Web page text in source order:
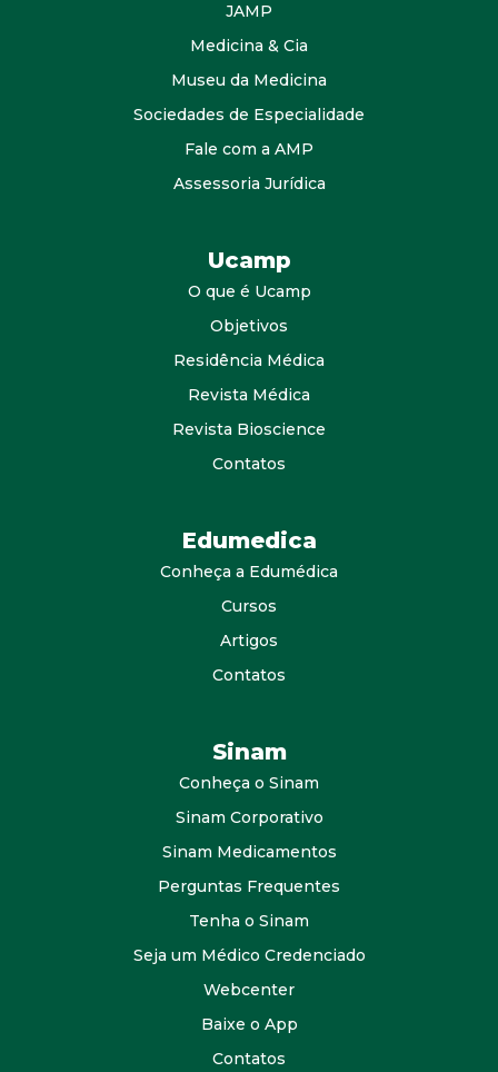
JAMP
Medicina & Cia
Museu da Medicina
Sociedades de Especialidade
Fale com a AMP
Assessoria Jurídica
Ucamp
O que é Ucamp
Objetivos
Residência Médica
Revista Médica
Revista Bioscience
Contatos
Edumedica
Conheça a Edumédica
Cursos
Artigos
Contatos
Sinam
Conheça o Sinam
Sinam Corporativo
Sinam Medicamentos
Perguntas Frequentes
Tenha o Sinam
Seja um Médico Credenciado
Webcenter
Baixe o App
Contatos